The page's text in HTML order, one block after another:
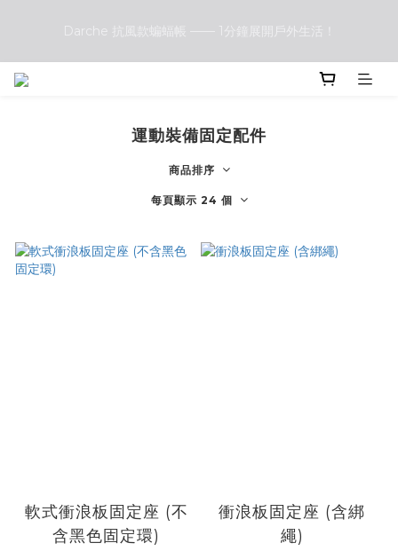
Darche 抗風款蝙蝠帳 —— 1分鐘展開戶外生活！
Darche 抗風款蝙蝠帳 —— 1分鐘展開戶外生活！
Front Runner vs. Darche 露營椅大評比：哪一款更符合你的戶
運動裝備固定配件
商品排序
每頁顯示 24 個
軟式衝浪板固定座 (不
含黑色固定環)
衝浪板固定座 (含綁
繩)